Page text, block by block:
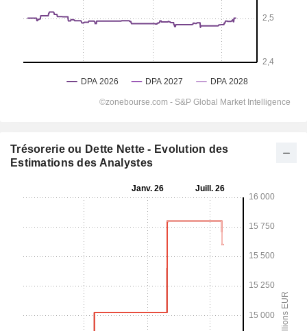
Trésorerie ou Dette Nette - Evolution des
Estimations des Analystes